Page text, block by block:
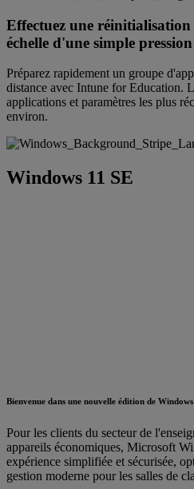
Effectuez une
échelle d'une simple
Préparez rapidement un groupe
distance avec Intune for Education.
applications et paramètres les plus
environ.
Windows 11 SE
Bienvenue dans une nouvelle édition de
Pour les clients du secteur de
appareils économiques, Microsoft
expérience simplifiée et sécurisée,
gestion moderne pour les salles de